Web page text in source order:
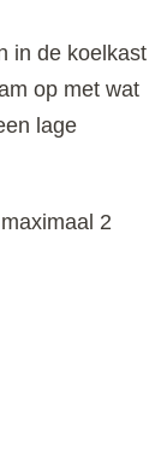
in de koelkast
op met wat
lage
2